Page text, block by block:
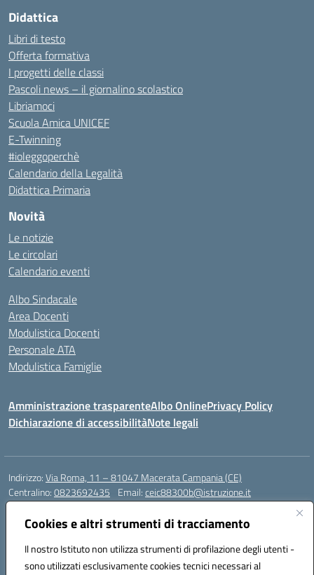
Cookies e altri strumenti di tracciamento
Il nostro Istituto non utilizza strumenti di profilazione degli utenti -
sono utilizzati esclusivamente cookies tecnici necessari al
Didattica
Libri di testo
Offerta formativa
I progetti delle classi
Pascoli news – il giornalino scolastico
Libriamoci
Scuola Amica UNICEF
E-Twinning
#ioleggoperchè
Calendario della Legalità
Didattica Primaria
Novità
Le notizie
Le circolari
Calendario eventi
Albo Sindacale
Area Docenti
Modulistica Docenti
Personale ATA
Modulistica Famiglie
Amministrazione trasparenteAlbo OnlinePrivacy Policy
Dichiarazione di accessibilitàNote legali
Indirizzo:Via Roma, 11 – 81047 Macerata Campania (CE)
Centralino:0823692435 Email:ceic88300b@istruzione.it
Posta elettronica certificata (PEC):
Codice fiscale: 94017830616
Codice meccanografico:CEIC88300B